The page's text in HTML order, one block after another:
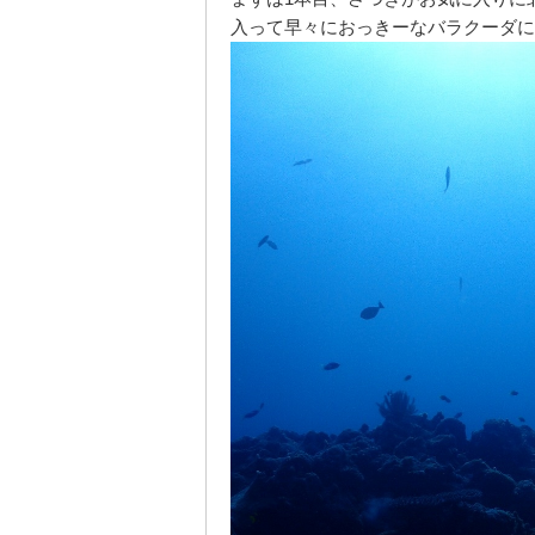
入って早々におっきーなバラクーダ